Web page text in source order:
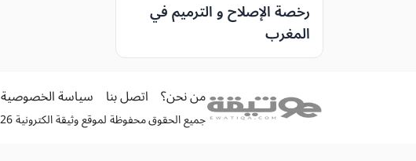
رخصة الإصلاح و الترميم في
المغرب
من نحن؟ اتصل بنا سياسة الخصوصية
جميع الحقوق محفوظة لموقع وثيقة الكترونية 2026 © برمجة وتطوير